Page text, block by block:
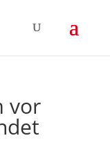
vor